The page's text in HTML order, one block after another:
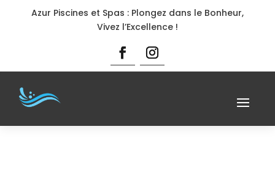
Azur Piscines et Spas : Plongez dans le Bonheur,
Vivez l’Excellence !